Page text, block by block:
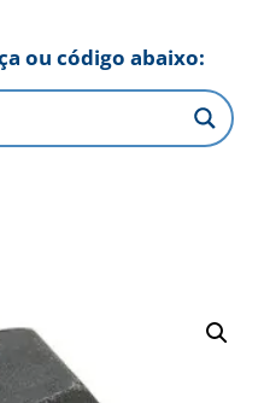
ou código abaixo: